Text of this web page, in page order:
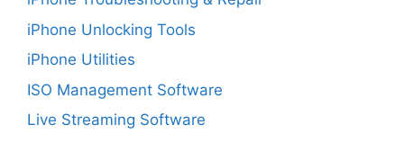
iPhone Unlocking Tools
iPhone Utilities
ISO Management Software
Live Streaming Software